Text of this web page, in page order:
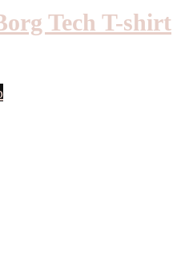
Tech T-shirt